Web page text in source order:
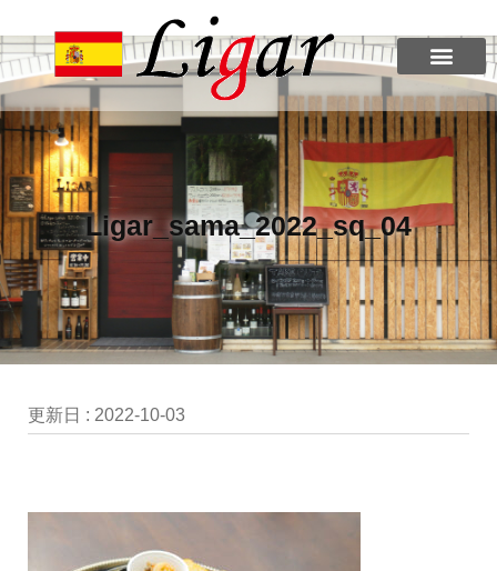
Ligar_sama_2022_sq_04
更新日 : 2022-10-03